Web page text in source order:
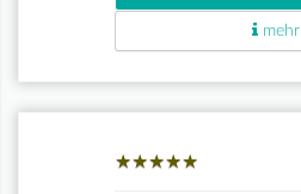
★★★★★
★★★★★